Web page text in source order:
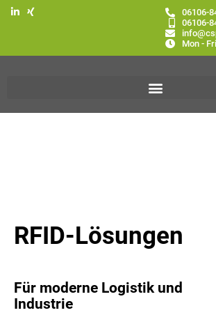
06106-
06106-
Mon -
RFID-Lösungen
Für moderne Logistik und
Industrie